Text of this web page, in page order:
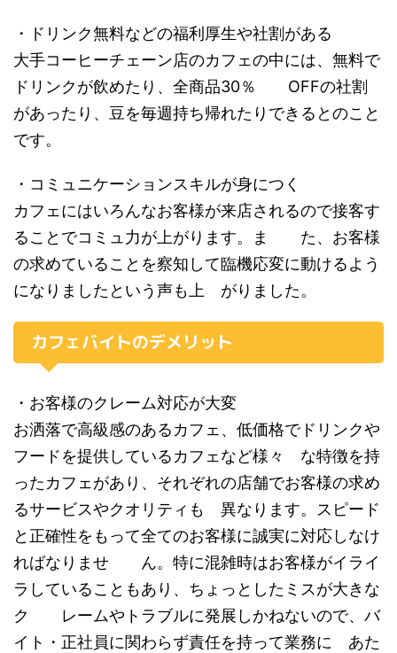
・ドリンク無料などの福利厚生や社割がある
大手コーヒーチェーン店のカフェの中には、無料で
ドリンクが飲めたり、全商品30％ OFFの社割
があったり、豆を毎週持ち帰れたりできるとのこと
です。
・コミュニケーションスキルが身につく
カフェにはいろんなお客様が来店されるので接客す
ることでコミュ力が上がります。ま た、お客様
の求めていることを察知して臨機応変に動けるよう
になりましたという声も上 がりました。
カフェバイトのデメリット
・お客様のクレーム対応が大変
お洒落で高級感のあるカフェ、低価格でドリンクや
フードを提供しているカフェなど様々 な特徴を持
ったカフェがあり、それぞれの店舗でお客様の求め
るサービスやクオリティも 異なります。スピード
と正確性をもって全てのお客様に誠実に対応しなけ
ればなりませ ん。特に混雑時はお客様がイライ
ラしていることもあり、ちょっとしたミスが大きな
ク レームやトラブルに発展しかねないので、バ
イト・正社員に関わらず責任を持って業務に あた